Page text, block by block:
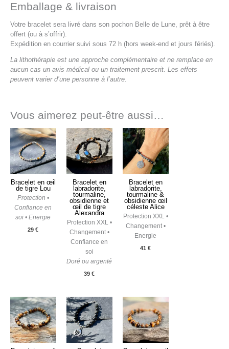
Emballage & livraison
Votre bracelet sera livré dans son pochon Belle de Lune, prêt à être
offert (ou à s’offrir).
Expédition en courrier suivi sous 72 h (hors week-end et jours fériés).
La lithothérapie est une approche complémentaire et ne remplace en
aucun cas un avis médical ou un traitement prescrit. Les effets
peuvent varier d’une personne à l’autre.
Vous aimerez peut-être aussi…
Bracelet en œil
de tigre Lou
Protection •
Confiance en
soi • Energie
29€
Bracelet en
labradorite,
tourmaline,
obsidienne et
œil de tigre
Alexandra
Protection XXL •
Changement •
Confiance en
soi
Doré ou argenté
39€
Bracelet en
labradorite,
tourmaline &
obsidienne œil
céleste Alice
Protection XXL •
Changement •
Energie
41€